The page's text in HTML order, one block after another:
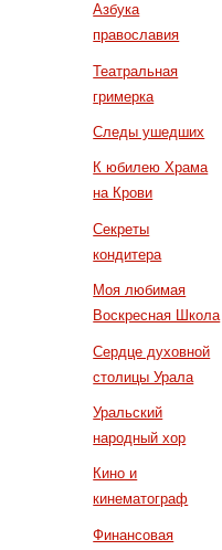
Азбука
православия
Театральная
гримерка
Следы ушедших
К юбилею Храма
на Крови
Секреты
кондитера
Моя любимая
Воскресная Школа
Сердце духовной
столицы Урала
Уральский
народный хор
Кино и
кинематограф
Финансовая